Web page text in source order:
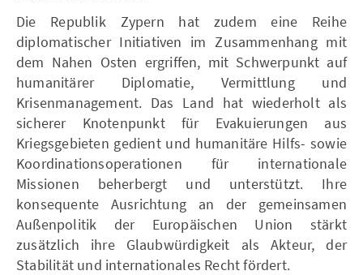
Die Republik Zypern hat zudem eine Reihe
diplomatischer Initiativen im Zusammenhang mit
dem Nahen Osten ergriffen, mit Schwerpunkt auf
humanitärer Diplomatie, Vermittlung und
Krisenmanagement. Das Land hat wiederholt als
sicherer Knotenpunkt für Evakuierungen aus
Kriegsgebieten gedient und humanitäre Hilfs- sowie
Koordinationsoperationen für internationale
Missionen beherbergt und unterstützt. Ihre
konsequente Ausrichtung an der gemeinsamen
Außenpolitik der Europäischen Union stärkt
zusätzlich ihre Glaubwürdigkeit als Akteur, der
Stabilität und internationales Recht fördert.